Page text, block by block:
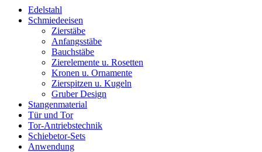
Edelstahl
Schmiedeeisen
Zierstäbe
Anfangsstäbe
Bauchstäbe
Zierelemente u. Rosetten
Kronen u. Ornamente
Zierspitzen u. Kugeln
Gruber Design
Stangenmaterial
Tür und Tor
Tor-Antriebstechnik
Schiebetor-Sets
Anwendung